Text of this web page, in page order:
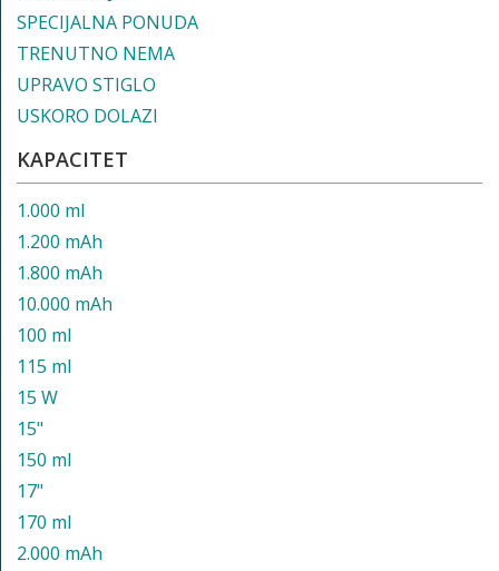
SPECIJALNA PONUDA
TRENUTNO NEMA
UPRAVO STIGLO
USKORO DOLAZI
KAPACITET
1.000 ml
1.200 mAh
1.800 mAh
10.000 mAh
100 ml
115 ml
15 W
15"
150 ml
17"
170 ml
2.000 mAh